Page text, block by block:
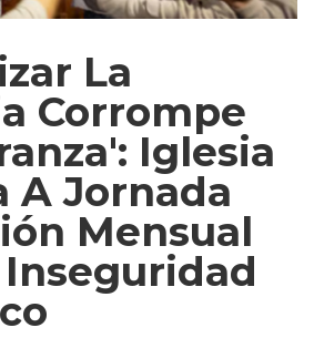
La
Corrompe
Iglesia
A Jornada
Mensual